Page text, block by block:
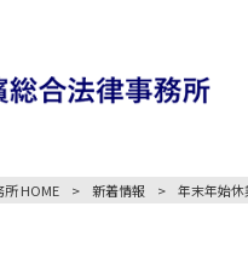
HOME > 新着情報 > 年末年始休